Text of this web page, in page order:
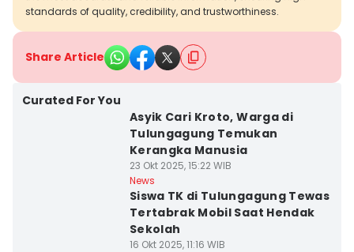
standards of quality, credibility, and trustworthiness.
Share Article
Curated For You
Asyik Cari Kroto, Warga di
Tulungagung Temukan
Kerangka Manusia
23 Okt 2025, 15:22 WIB
News
Siswa TK di Tulungagung Tewas
Tertabrak Mobil Saat Hendak
Sekolah
16 Okt 2025, 11:16 WIB